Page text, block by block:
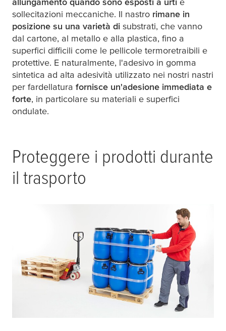
sollecitazioni meccaniche. Il nastro rimane in
posizione su una varietà di substrati, che vanno
dal cartone, al metallo e alla plastica, fino a
superfici difficili come le pellicole termoretraibili e
protettive. E naturalmente, l'adesivo in gomma
sintetica ad alta adesività utilizzato nei nostri nastri
per fardellatura fornisce un'adesione immediata e
forte, in particolare su materiali e superfici
ondulate.
Proteggere i prodotti durante
il trasporto